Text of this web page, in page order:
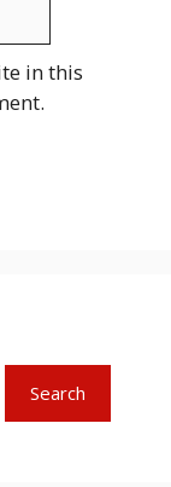
in this
Search